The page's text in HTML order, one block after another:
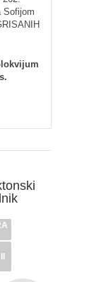
Sofijom